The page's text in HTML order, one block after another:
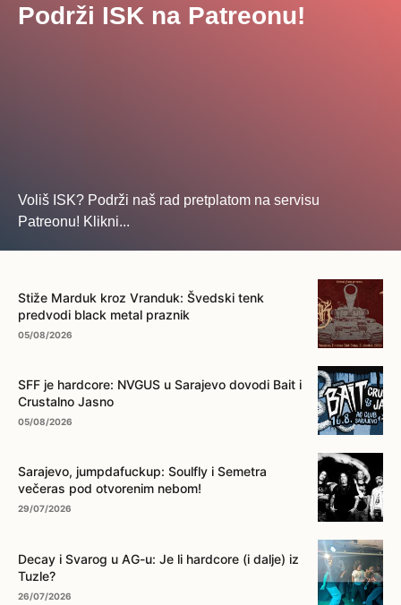
Podrži ISK na Patreonu!
Voliš ISK? Podrži naš rad pretplatom na servisu
Patreonu! Klikni...
Stiže Marduk kroz Vranduk: Švedski tenk
predvodi black metal praznik
05/08/2026
SFF je hardcore: NVGUS u Sarajevo dovodi Bait i
Crustalno Jasno
05/08/2026
Sarajevo, jumpdafuckup: Soulfly i Semetra
večeras pod otvorenim nebom!
29/07/2026
Decay i Svarog u AG-u: Je li hardcore (i dalje) iz
Tuzle?
26/07/2026